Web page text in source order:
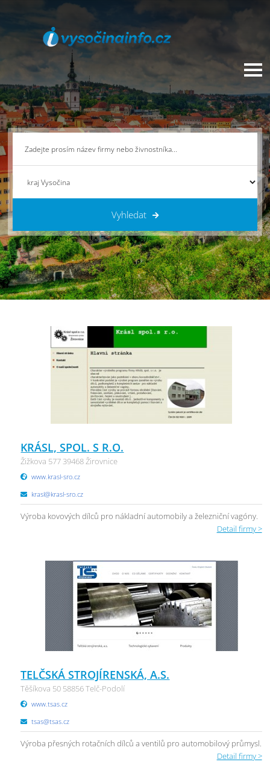
Vyhledat
KRÁSL, SPOL. S R.O.
Žižkova 577 39468 Žirovnice
www.krasl-sro.cz
krasl@krasl-sro.cz
Výroba kovových dílců pro nákladní automobily a železniční vagóny.
Detail firmy >
TELČSKÁ STROJÍRENSKÁ, A.S.
Těšíkova 50 58856 Telč-Podolí
www.tsas.cz
tsas@tsas.cz
Výroba přesných rotačních dílců a ventilů pro automobilový průmysl.
Detail firmy >